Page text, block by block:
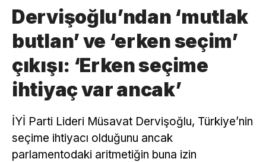
Dervişoğlu’ndan ‘mutlak
butlan’ ve ‘erken seçim’
çıkışı: ‘Erken seçime
ihtiyaç var ancak’
İYİ Parti Lideri Müsavat Dervişoğlu, Türkiye’nin
seçime ihtiyacı olduğunu ancak
parlamentodaki aritmetiğin buna izin